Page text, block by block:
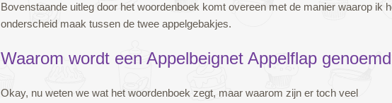
Bovenstaande uitleg door het woordenboek komt overeen met de manier waarop ik
onderscheid maak tussen de twee appelgebakjes.
Waarom wordt een Appelbeignet Appelflap
Okay, nu weten we wat het woordenboek zegt, maar waarom zijn er toch veel